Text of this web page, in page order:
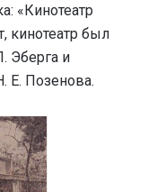
«Кинотеатр
кинотеатр был
Эберга и
Е. Позенова.